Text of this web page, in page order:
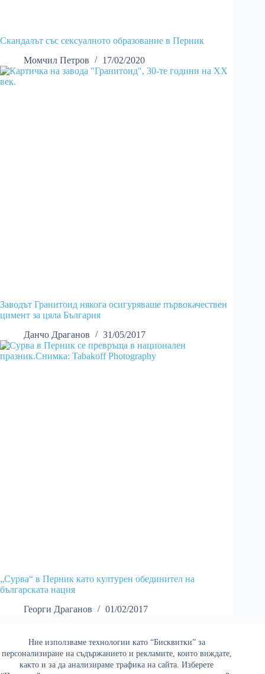
Ние използваме технологии като “Бисквитки” за
персонализиране на съдържанието и рекламите, които виждате,
както и за да анализираме трафика на сайта. Изберете
Скандалът със сексуалното образование в Перник
Момчил Петров
17/02/2020
Заводът Гранитоид някога осигуряваше първокачествен
цимент за цяла България
Данчо Драганов
31/05/2017
„Сурва“ в Перник като културен обединител на
българската нация
Георги Драганов
01/02/2017